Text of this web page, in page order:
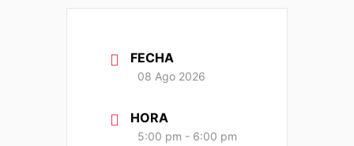
FECHA
08 Ago 2026
HORA
5:00 pm - 6:00 pm